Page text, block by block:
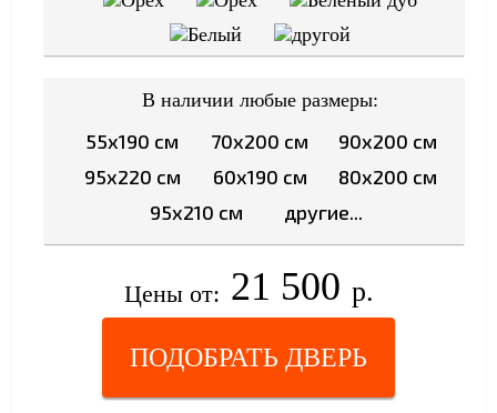
В наличии любые размеры:
55x190 см 70x200 см
90x200 см
95x220 см
60x190 см
80x200 см
95x210 см
другие...
Цены от: 21 500 р.
ПОДОБРАТЬ ДВЕРЬ